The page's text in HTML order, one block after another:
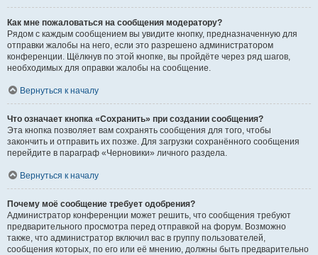
Как мне пожаловаться на сообщения модератору?
Рядом с каждым сообщением вы увидите кнопку, предназначенную для
отправки жалобы на него, если это разрешено администратором
конференции. Щёлкнув по этой кнопке, вы пройдёте через ряд шагов,
необходимых для оправки жалобы на сообщение.
Вернуться к началу
Что означает кнопка «Сохранить» при создании сообщения?
Эта кнопка позволяет вам сохранять сообщения для того, чтобы
закончить и отправить их позже. Для загрузки сохранённого сообщения
перейдите в параграф «Черновики» личного раздела.
Вернуться к началу
Почему моё сообщение требует одобрения?
Администратор конференции может решить, что сообщения требуют
предварительного просмотра перед отправкой на форум. Возможно
также, что администратор включил вас в группу пользователей,
сообщения которых, по его или её мнению, должны быть предварительно